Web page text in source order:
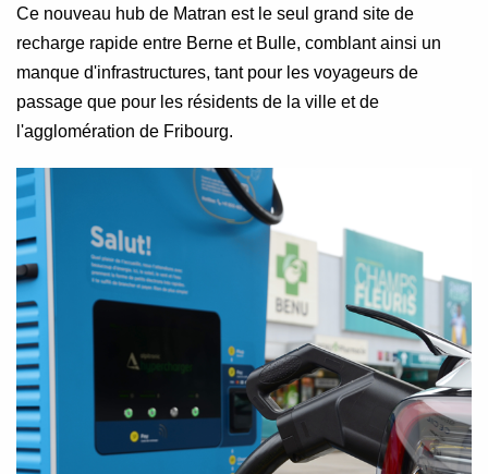
Ce nouveau hub de Matran est le seul grand site de
recharge rapide entre Berne et Bulle, comblant ainsi un
manque d'infrastructures, tant pour les voyageurs de
passage que pour les résidents de la ville et de
l'agglomération de Fribourg.